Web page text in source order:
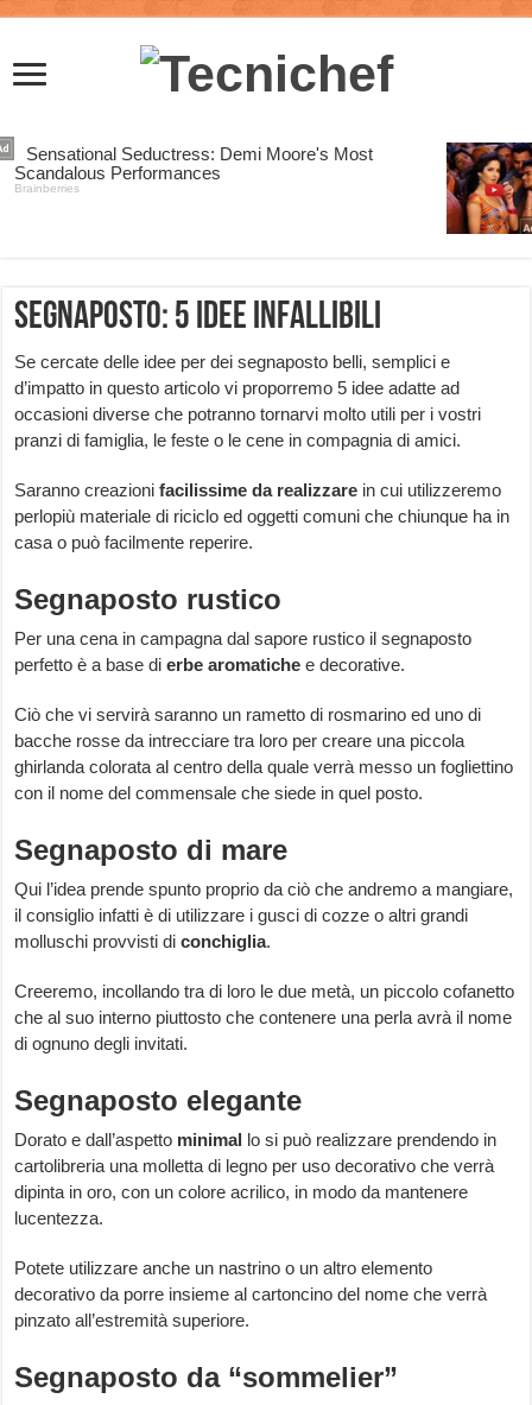
Segnaposto: 5 idee infallibili
Se cercate delle idee per dei segnaposto belli, semplici e
d’impatto in questo articolo vi proporremo 5 idee adatte ad
occasioni diverse che potranno tornarvi molto utili per i vostri
pranzi di famiglia, le feste o le cene in compagnia di amici.
Saranno creazionifacilissime da realizzare in cui utilizzeremo
perlopiù materiale di riciclo ed oggetti comuni che chiunque ha in
casa o può facilmente reperire.
Segnaposto rustico
Per una cena in campagna dal sapore rustico il segnaposto
perfetto è a base dierbe aromatiche e decorative.
Ciò che vi servirà saranno un rametto di rosmarino ed uno di
bacche rosse da intrecciare tra loro per creare una piccola
ghirlanda colorata al centro della quale verrà messo un fogliettino
con il nome del commensale che siede in quel posto.
Segnaposto di mare
Qui l’idea prende spunto proprio da ciò che andremo a mangiare,
il consiglio infatti è di utilizzare i gusci di cozze o altri grandi
molluschi provvisti diconchiglia.
Creeremo, incollando tra di loro le due metà, un piccolo cofanetto
che al suo interno piuttosto che contenere una perla avrà il nome
di ognuno degli invitati.
Segnaposto elegante
Dorato e dall’aspetto minimal lo si può realizzare prendendo in
cartolibreria una molletta di legno per uso decorativo che verrà
dipinta in oro, con un colore acrilico, in modo da mantenere
lucentezza.
Potete utilizzare anche un nastrino o un altro elemento
decorativo da porre insieme al cartoncino del nome che verrà
pinzato all’estremità superiore.
Segnaposto da “sommelier”